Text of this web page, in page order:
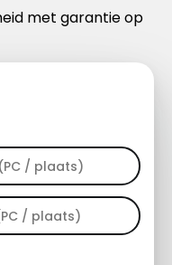
met garantie op